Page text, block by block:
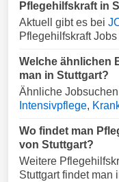
Pflegehilfskraft in
Aktuell gibt es bei
Pflegehilfskraft
Welche ähnlichen
man in Stuttgart?
Ähnliche
Intensivpflege,
Wo findet man
von Stuttgart?
Weitere
Stuttgart findet man